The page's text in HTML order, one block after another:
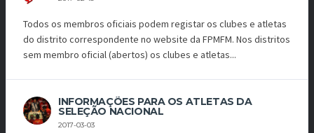
Todos os membros oficiais podem registar os clubes e atletas
do distrito correspondente no website da FPMFM. Nos distritos
sem membro oficial (abertos) os clubes e atletas...
INFORMAÇÕES PARA OS ATLETAS DA
SELEÇÃO NACIONAL
2017-03-03